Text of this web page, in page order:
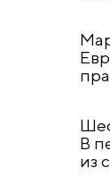
В
из